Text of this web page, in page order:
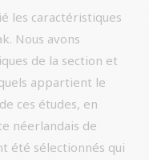
les caractéristiques
Nous avons
de la section et
appartient le
ces études, en
néerlandais de
été sélectionnés qui